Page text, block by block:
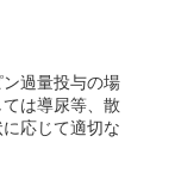
過量投与の場
は導尿等、散
応じて適切な